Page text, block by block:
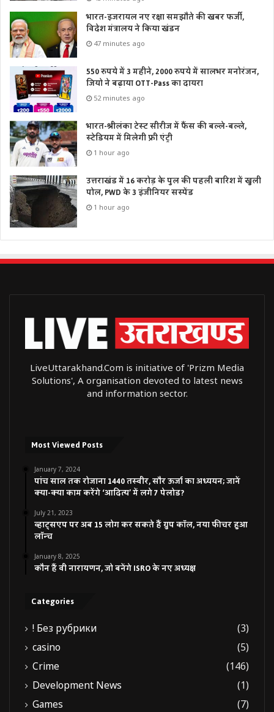
भारत-इजरायल नए रक्षा समझौते की खबर फर्जी,
विदेश मंत्रालय ने किया खंडन
47 minutes ago
550 रुपये में 3 महीने, 2000 रुपये में सालभर मनोरंजन,
जियो ने बढ़ाया OTT-Pass का दायरा
52 minutes ago
भारत-श्रीलंका टेस्ट सीरीज में फैंस की बल्ले-बल्ले,
स्टेडियम में मिलेगी फ्री एंट्री
1 hour ago
उत्तराखंड में 16 करोड़ के पुल की पहली बारिश में खुली
पोल, PWD के 3 इंजीनियर सस्पेंड
1 hour ago
LiveUttarakhand.Com is initiative of 'Prizm Media
Solutions', A organisation devoted to latest news
and information sector.
Most Viewed Posts
January 7, 2024
पांच साल तक रोजाना 1440 तस्वीर, सौर ऊर्जा का अध्ययन; जानें
क्या-क्या काम करेंगे ‘आदित्य’ में लगे 7 पेलोड?
July 21, 2023
व्हाट्सएप पर अब 15 लोग कर सकते हैं ग्रुप कॉल, नया फीचर हुआ
लॉन्च
January 8, 2025
कौन हैं वी नारायणन, जो बनेंगे ISRO के नए अध्यक्ष
Categories
! Без рубрики
(3)
casino
(5)
Crime
(146)
Development News
(1)
Games
(7)